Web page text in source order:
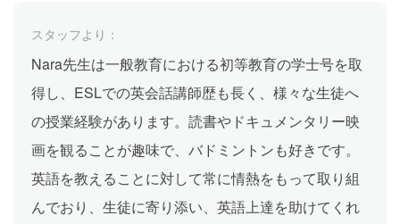
スタッフより：
Nara先生は一般教育における初等教育の学士号を取
得し、ESLでの英会話講師歴も長く、様々な生徒へ
の授業経験があります。読書やドキュメンタリー映
画を観ることが趣味で、バドミントンも好きです。
英語を教えることに対して常に情熱をもって取り組
んでおり、生徒に寄り添い、英語上達を助けてくれ